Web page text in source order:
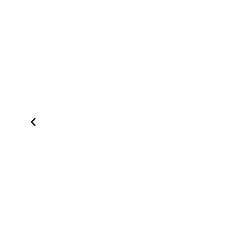
Réalisé avec ♥ par